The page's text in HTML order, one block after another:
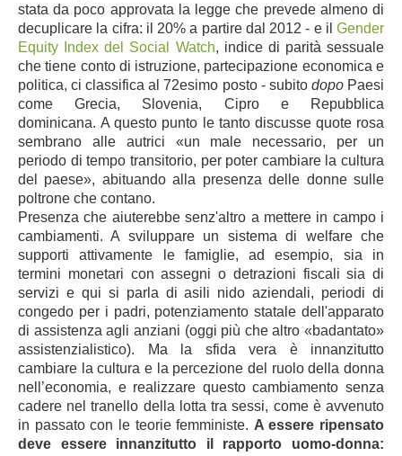
stata da poco approvata la legge che prevede almeno di
decuplicare la cifra: il 20% a partire dal 2012 - e il Gender
Equity Index del Social Watch, indice di parità sessuale
che tiene conto di istruzione, partecipazione economica e
politica, ci classifica al 72esimo posto - subito dopo Paesi
come Grecia, Slovenia, Cipro e Repubblica
dominicana. A questo punto le tanto discusse quote rosa
sembrano alle autrici «un male necessario, per un
periodo di tempo transitorio, per poter cambiare la cultura
del paese», abituando alla presenza delle donne sulle
poltrone che contano.
Presenza che aiuterebbe senz'altro a mettere in campo i
cambiamenti. A sviluppare un sistema di welfare che
supporti attivamente le famiglie, ad esempio, sia in
termini monetari con assegni o detrazioni fiscali sia di
servizi e qui si parla di asili nido aziendali, periodi di
congedo per i padri, potenziamento statale dell'apparato
di assistenza agli anziani (oggi più che altro «badantato»
assistenzialistico).
Ma la sfida vera è innanzitutto
cambiare la cultura e la percezione del ruolo della donna
nell’economia, e realizzare questo cambiamento senza
cadere nel tranello della lotta tra sessi, come è avvenuto
in passato con le teorie femministe. A essere ripensato
deve essere innanzitutto il rapporto uomo-donna: